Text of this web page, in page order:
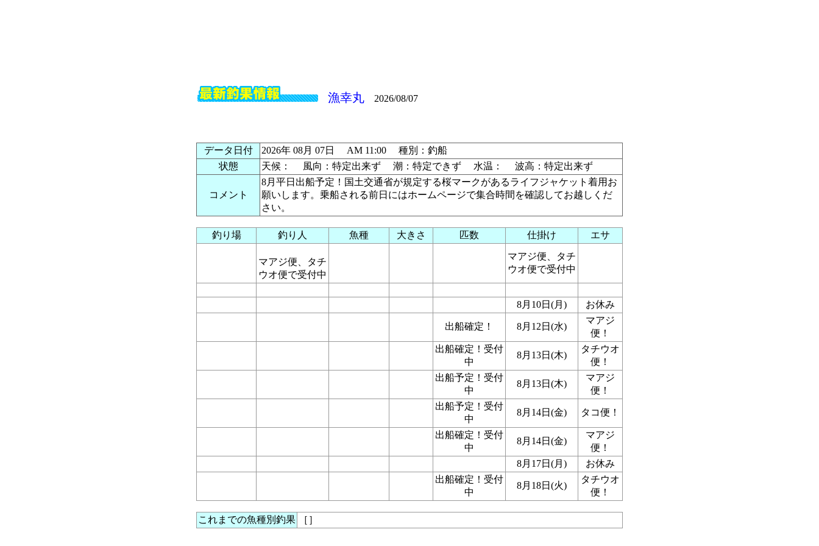
漁幸丸 2026/08/07
データ日付
2026年 08月 07日 AM 11:00 種別：釣船
状態
天候： 風向：特定出来ず 潮：特定できず 水温： 波高：特定出来ず
コメント
8月平日出船予定！国土交通省が規定する桜マークがあるライフジャケット着用お
願いします。乗船される前日にはホームページで集合時間を確認してお越しくだ
さい。
釣り場 釣り人 魚種 大きさ 匹数 仕掛け エサ
マアジ便、タチ
ウオ便で受付中
マアジ便、タチ
ウオ便で受付中
8月10日(月) お休み
出船確定！ 8月12日(水)
マアジ
便！
出船確定！受付
中
8月13日(木)
タチウオ
便！
出船予定！受付
中
8月13日(木)
マアジ
便！
出船予定！受付
中
8月14日(金) タコ便！
出船確定！受付
中
8月14日(金)
マアジ
便！
8月17日(月)
お休み
出船確定！受付
中
8月18日(火)
タチウオ
便！
これまでの魚種別釣果 ［ ］